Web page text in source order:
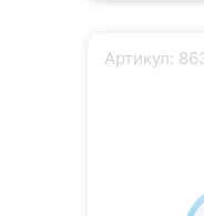
Артикул: